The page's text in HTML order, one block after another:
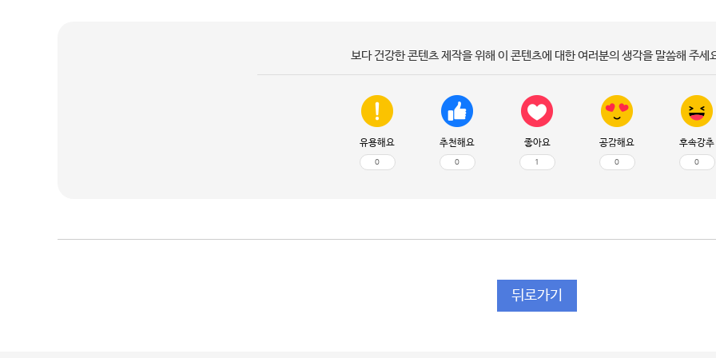
보다 건강한 콘텐츠 제작을 위해 이 콘텐츠에 대한 여러분의 생각을 말씀해 주세
유용해요
0
추천해요
0
좋아요
1
공감해요
0
후속강추
0
뒤로가기